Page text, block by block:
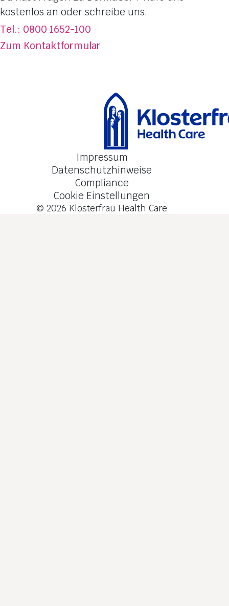
Totes Meer Salz
Über DermaSel
Jetzt kaufen
kostenlos an oder schreibe uns.
Tel.: 0800 1652-100
Zum Kontaktformular
Impressum
Datenschutzhinweise
Compliance
Cookie Einstellungen
© 2026 Klosterfrau Health Care